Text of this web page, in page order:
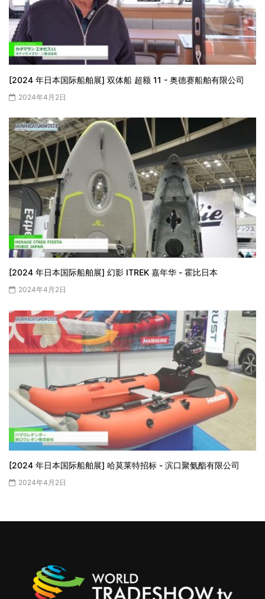
[2024 年日本国际船舶展] 双体船 超额 11 - 奥德赛船舶有限公司
2024年4月2日
[2024 年日本国际船舶展] 幻影 ITREK 嘉年华 - 霍比日本
2024年4月2日
[2024 年日本国际船舶展] 哈莫莱特招标 - 滨口聚氨酯有限公司
2024年4月2日